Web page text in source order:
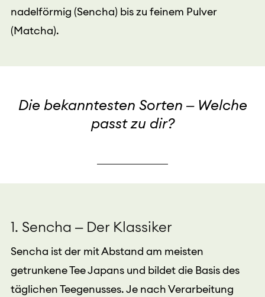
nadelförmig (Sencha) bis zu feinem Pulver
(Matcha).
Die bekanntesten Sorten – Welche
passt zu dir?
1. Sencha – Der Klassiker
Sencha ist der mit Abstand am meisten
getrunkene Tee Japans und bildet die Basis des
täglichen Teegenusses. Je nach Verarbeitung